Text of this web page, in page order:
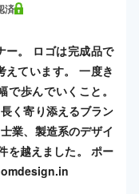
済
ー。 ロゴは完成品で
えています。 一度き
歩んでいくこと。
く寄り添えるブラン
業、製造系のデザイ
を越えました。 ポー